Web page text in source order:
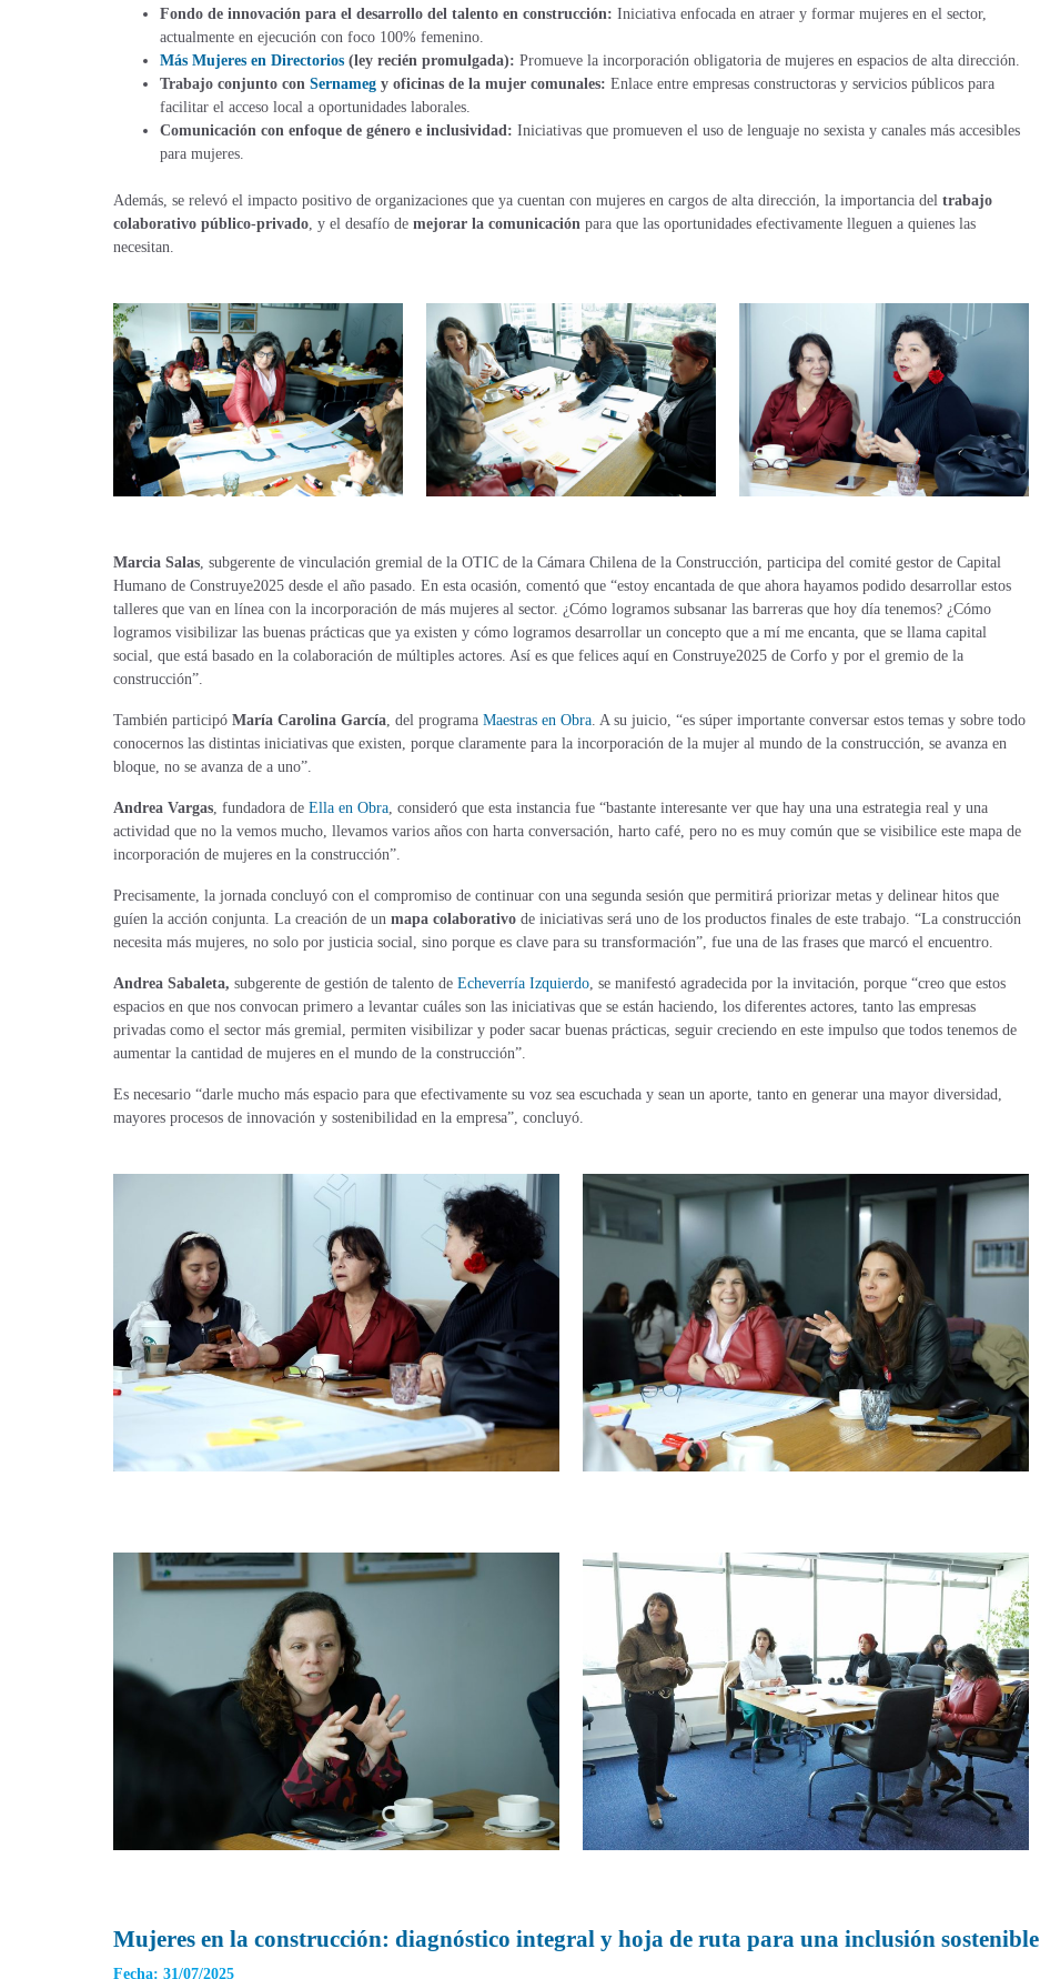
Fondo de innovación para el desarrollo del talento en construcción: Iniciativa enfocada en atraer y formar mujeres en el sector,
actualmente en ejecución con foco 100% femenino.
Más Mujeres en Directorios (ley recién promulgada): Promueve la incorporación obligatoria de mujeres en espacios de alta dirección.
Trabajo conjunto con Sernameg y oficinas de la mujer comunales: Enlace entre empresas constructoras y servicios públicos para
facilitar el acceso local a oportunidades laborales.
Comunicación con enfoque de género e inclusividad: Iniciativas que promueven el uso de lenguaje no sexista y canales más accesibles
para mujeres.
Además, se relevó el impacto positivo de organizaciones que ya cuentan con mujeres en cargos de alta dirección, la importancia del trabajo
colaborativo público-privado , y el desafío de mejorar la comunicación para que las oportunidades efectivamente lleguen a quienes las
necesitan.
Marcia Salas , subgerente de vinculación gremial de la OTIC de la Cámara Chilena de la Construcción, participa del comité gestor de Capital
Humano de Construye2025 desde el año pasado. En esta ocasión, comentó que “estoy encantada de que ahora hayamos podido desarrollar estos
talleres que van en línea con la incorporación de más mujeres al sector. ¿Cómo logramos subsanar las barreras que hoy día tenemos? ¿Cómo
logramos visibilizar las buenas prácticas que ya existen y cómo logramos desarrollar un concepto que a mí me encanta, que se llama capital
social, que está basado en la colaboración de múltiples actores. Así es que felices aquí en Construye2025 de Corfo y por el gremio de la
construcción”.
También participó María Carolina García , del programa Maestras en Obra . A su juicio, “es súper importante conversar estos temas y sobre todo
conocernos las distintas iniciativas que existen, porque claramente para la incorporación de la mujer al mundo de la construcción, se avanza en
bloque, no se avanza de a uno”.
Andrea Vargas , fundadora de Ella en Obra , consideró que esta instancia fue “bastante interesante ver que hay una una estrategia real y una
actividad que no la vemos mucho, llevamos varios años con harta conversación, harto café, pero no es muy común que se visibilice este mapa de
incorporación de mujeres en la construcción”.
Precisamente, la jornada concluyó con el compromiso de continuar con una segunda sesión que permitirá priorizar metas y delinear hitos que
guíen la acción conjunta. La creación de un mapa colaborativo de iniciativas será uno de los productos finales de este trabajo. “La construcción
necesita más mujeres, no solo por justicia social, sino porque es clave para su transformación”, fue una de las frases que marcó el encuentro.
Andrea Sabaleta, subgerente de gestión de talento de Echeverría Izquierdo , se manifestó agradecida por la invitación, porque “creo que estos
espacios en que nos convocan primero a levantar cuáles son las iniciativas que se están haciendo, los diferentes actores, tanto las empresas
privadas como el sector más gremial, permiten visibilizar y poder sacar buenas prácticas, seguir creciendo en este impulso que todos tenemos de
aumentar la cantidad de mujeres en el mundo de la construcción”.
Es necesario “darle mucho más espacio para que efectivamente su voz sea escuchada y sean un aporte, tanto en generar una mayor diversidad,
mayores procesos de innovación y sostenibilidad en la empresa”, concluyó.
Mujeres en la construcción: diagnóstico integral y hoja de ruta para una inclusión sostenible
Fecha: 31/07/2025